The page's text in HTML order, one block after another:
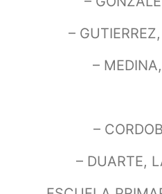
–
–
– CORDOBA,
– DUARTE,